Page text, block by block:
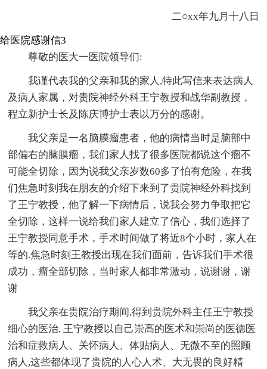
二○xx年九月十八日
给医院感谢信3
尊敬的医大一医院领导们:
我谨代表我的父亲和我的家人,特此写信来表达病人
及病人家属，对贵院神经外科王宁教授和战华副教授，
程立新护士长及陈庆博护士表以万分的感谢。
我父亲是一名脑膜瘤患者，他的病情当时是脑部中
部偏右的脑膜瘤，我们家人找了很多医院都说这个瘤不
可能全切除，因为说我父亲岁数60多了怕有危险，在我
们焦急时刻我在朋友的介绍下来到了贵院神经外科找到
了王宁教授，他了解一下病情后，说我会努力争取把它
全切除，这样一说给我们家人建立了信心，我们选择了
王宁教授同意手术，手术时间做了将近8个小时，家人在
等的.焦急时刻王教授出现在我们面前，告诉我们手术很
成功，瘤全部切除，当时家人都非常激动，说谢谢，谢
谢
我父亲在贵院治疗期间,得到贵院外科主任王宁教授
细心的医治, 王宁教授以自己崇高的医术和崇尚的医德医
治和症救病人、关怀病人、体贴病人、无微不至的照顾
病人,这些都体现了贵院的人心人术、大无畏的良好精